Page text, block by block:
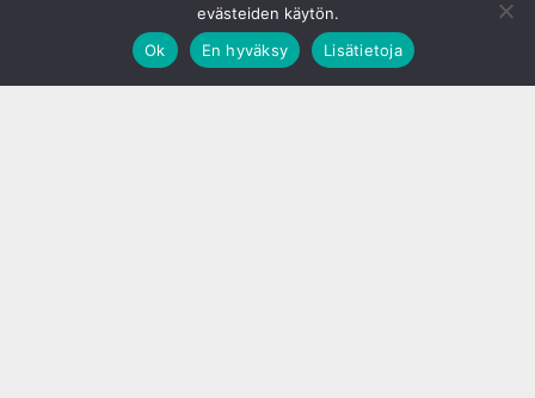
evästeiden käytön.
Ok
En hyväksy Lisätietoja